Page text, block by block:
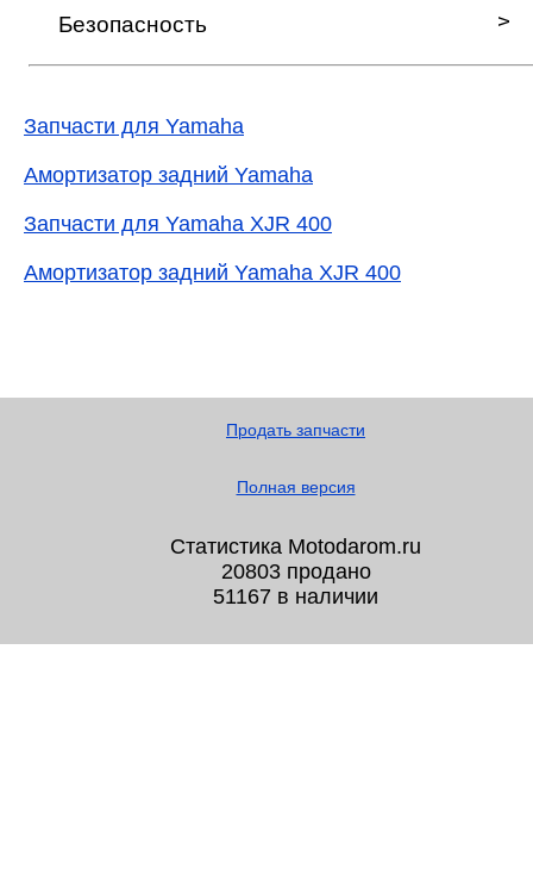
Безопасность
Запчасти для Yamaha
Амортизатор задний Yamaha
Запчасти для Yamaha XJR 400
Амортизатор задний Yamaha XJR 400
Продать запчасти
Полная версия
Статистика Motodarom.ru
20803 продано
51167 в наличии